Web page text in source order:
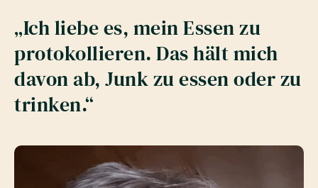
„Ich liebe es, mein Essen zu
protokollieren. Das hält mich
davon ab, Junk zu essen oder zu
trinken.“